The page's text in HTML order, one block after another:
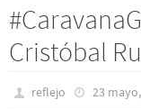
Cristóbal
reflejo 23